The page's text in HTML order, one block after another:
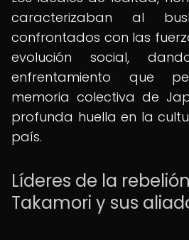
caracterizaban al
confrontados con las
evolución social,
enfrentamiento que
memoria colectiva de
profunda huella en la
país.
Líderes de la
Takamori y sus